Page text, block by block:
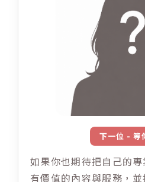
下一位 - 等
如果你也期待把自己的
有價值的內容與服務，